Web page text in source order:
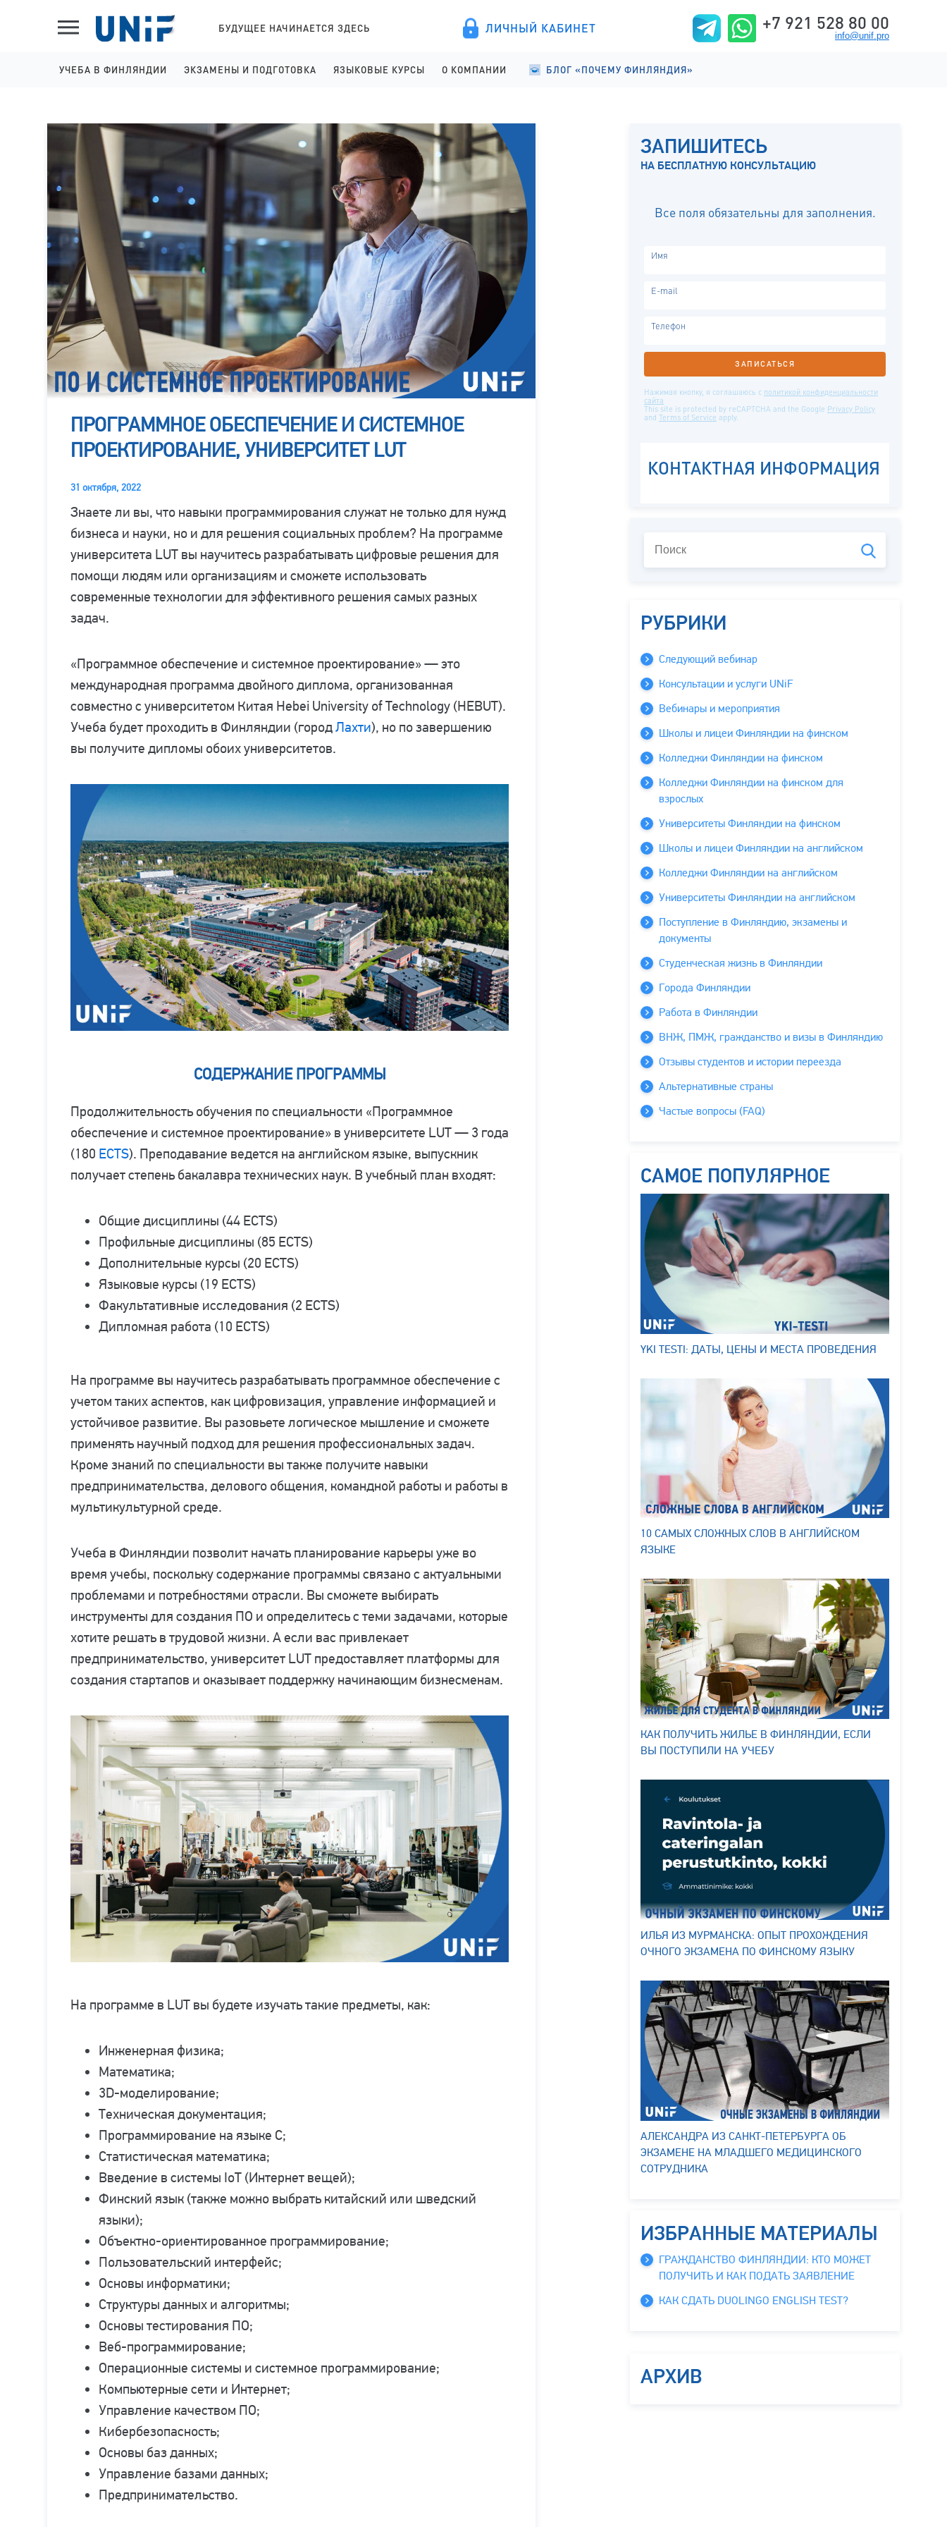
БУДУЩЕЕ НАЧИНАЕТСЯ ЗДЕСЬ ЛИЧНЫЙ КАБИНЕТ +7 921 528 80 00
info@unif.pro
УЧЕБА В ФИНЛЯНДИИ
КОЛЛЕДЖИ НА АНГЛИЙСКОМ
УНИВЕРСИТЕТЫ НА АНГЛИЙСКОМ
КОЛЛЕДЖИ НА ФИНСКОМ
ЭКЗАМЕНЫ И ПОДГОТОВКА
YKI ПОДГОТОВКА И РЕГИСТРАЦИЯ
ЯЗЫКОВЫЕ КУРСЫ
АНГЛИЙСКИЙ ДЛЯ ШКОЛЬНИКОВ
АНГЛИЙСКИЙ ДЛЯ СТАРШЕКЛАССНИКОВ
АНГЛИЙСКИЙ ДЛЯ ВЗРОСЛЫХ
ФИНСКИЙ ДЛЯ ПОСТУПАЮЩИХ
О КОМПАНИИ
ПРАВОВЫЕ ДОКУМЕНТЫ
СОТРУДНИЧЕСТВО
БЛОГ «ПОЧЕМУ ФИНЛЯНДИЯ»
СТУДЕНЧЕСКАЯ ЖИЗНЬ
ПРОГРАММНОЕ ОБЕСПЕЧЕНИЕ И СИСТЕМНОЕ
ПРОЕКТИРОВАНИЕ, УНИВЕРСИТЕТ LUT
31 октября, 2022
Знаете ли вы, что навыки программирования служат не только для нужд
бизнеса и науки, но и для решения социальных проблем? На программе
университета LUT вы научитесь разрабатывать цифровые решения для
помощи людям или организациям и сможете использовать
современные технологии для эффективного решения самых разных
задач.
«Программное обеспечение и системное проектирование» — это
международная программа двойного диплома, организованная
совместно с университетом Китая Hebei University of Technology (HEBUT).
Учеба будет проходить в Финляндии (городЛахти), но по завершению
вы получите дипломы обоих университетов.
СОДЕРЖАНИЕ ПРОГРАММЫ
Продолжительность обучения по специальности «Программное
обеспечение и системное проектирование» в университете LUT — 3 года
(180 ECTS). Преподавание ведется на английском языке, выпускник
получает степень бакалавра технических наук. В учебный план входят:
Общие дисциплины (44 ECTS)
Профильные дисциплины (85 ECTS)
Дополнительные курсы (20 ECTS)
Языковые курсы (19 ECTS)
Факультативные исследования (2 ECTS)
Дипломная работа (10 ECTS)
На программе вы научитесь разрабатывать программное обеспечение с
учетом таких аспектов, как цифровизация, управление информацией и
устойчивое развитие. Вы разовьете логическое мышление и сможете
применять научный подход для решения профессиональных задач.
Кроме знаний по специальности вы также получите навыки
предпринимательства, делового общения, командной работы и работы в
мультикультурной среде.
Учеба в Финляндии позволит начать планирование карьеры уже во
время учебы, поскольку содержание программы связано с актуальными
проблемами и потребностями отрасли. Вы сможете выбирать
инструменты для создания ПО и определитесь с теми задачами, которые
хотите решать в трудовой жизни. А если вас привлекает
предпринимательство, университет LUT предоставляет платформы для
создания стартапов и оказывает поддержку начинающим бизнесменам.
На программе в LUT вы будете изучать такие предметы, как:
Инженерная физика;
Математика;
3D-моделирование;
Техническая документация;
Программирование на языке C;
Статистическая математика;
Введение в системы IoT (Интернет вещей);
Финский язык (также можно выбрать китайский или шведский
языки);
Объектно-ориентированное программирование;
Пользовательский интерфейс;
Основы информатики;
Структуры данных и алгоритмы;
Основы тестирования ПО;
Веб-программирование;
Операционные системы и системное программирование;
Компьютерные сети и Интернет;
Управление качеством ПО;
Кибербезопасность;
Основы баз данных;
Управление базами данных;
Предпринимательство.
ЗАПИШИТЕСЬ
НА БЕСПЛАТНУЮ КОНСУЛЬТАЦИЮ
РУБРИКИ
Следующий вебинар
Консультации и услуги UNiF
Вебинары и мероприятия
Школы и лицеи Финляндии на финском
Колледжи Финляндии на финском
Колледжи Финляндии на финском для
взрослых
Университеты Финляндии на финском
Школы и лицеи Финляндии на английском
Колледжи Финляндии на английском
Университеты Финляндии на английском
Поступление в Финляндию, экзамены и
документы
Студенческая жизнь в Финляндии
Города Финляндии
Работа в Финляндии
ВНЖ, ПМЖ, гражданство и визы в Финляндию
Отзывы студентов и истории переезда
Альтернативные страны
Частые вопросы (FAQ)
САМОЕ ПОПУЛЯРНОЕ
YKI TESTI: ДАТЫ, ЦЕНЫ И МЕСТА ПРОВЕДЕНИЯ
10 САМЫХ СЛОЖНЫХ СЛОВ В АНГЛИЙСКОМ
ЯЗЫКЕ
КАК ПОЛУЧИТЬ ЖИЛЬЕ В ФИНЛЯНДИИ, ЕСЛИ
ВЫ ПОСТУПИЛИ НА УЧЕБУ
ИЛЬЯ ИЗ МУРМАНСКА: ОПЫТ ПРОХОЖДЕНИЯ
ОЧНОГО ЭКЗАМЕНА ПО ФИНСКОМУ ЯЗЫКУ
АЛЕКСАНДРА ИЗ САНКТ-ПЕТЕРБУРГА ОБ
ЭКЗАМЕНЕ НА МЛАДШЕГО МЕДИЦИНСКОГО
СОТРУДНИКА
ИЗБРАННЫЕ МАТЕРИАЛЫ
ГРАЖДАНСТВО ФИНЛЯНДИИ: КТО МОЖЕТ
ПОЛУЧИТЬ И КАК ПОДАТЬ ЗАЯВЛЕНИЕ
КАК СДАТЬ DUOLINGO ENGLISH TEST?
АРХИВ